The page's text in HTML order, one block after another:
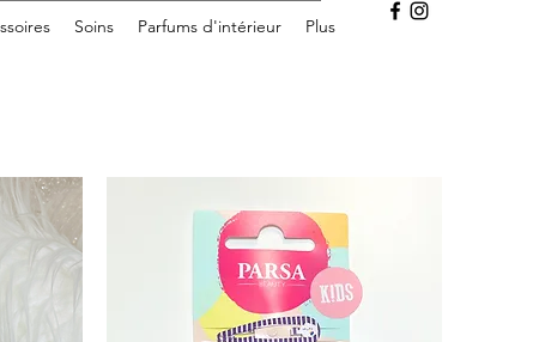
Soins Parfums d'intérieur Plus